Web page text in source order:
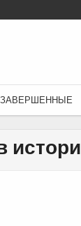
ЗАВЕРШЕННЫЕ